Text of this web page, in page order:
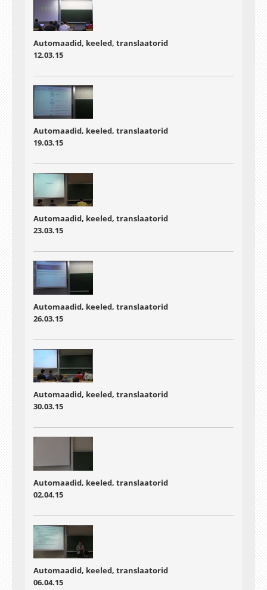
Automaadid, keeled, translaatorid
12.03.15
Automaadid, keeled, translaatorid
19.03.15
Automaadid, keeled, translaatorid
23.03.15
Automaadid, keeled, translaatorid
26.03.15
Automaadid, keeled, translaatorid
30.03.15
Automaadid, keeled, translaatorid
02.04.15
Automaadid, keeled, translaatorid
06.04.15